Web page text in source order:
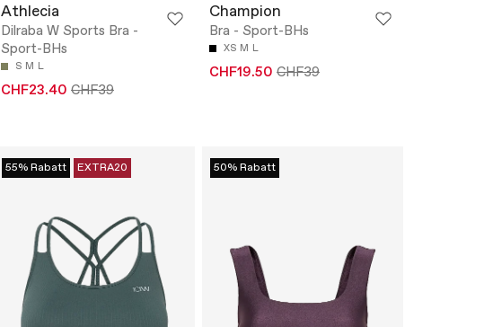
Athlecia
Dilraba W Sports Bra -
Sport-BHs
S M L
CHF23.40 CHF39
Champion
Bra - Sport-BHs
XS M L
CHF19.50 CHF39
55% Rabatt EXTRA20 50% Rabatt